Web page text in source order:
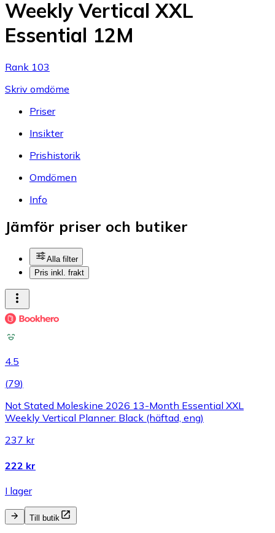
Weekly Vertical XXL
Essential 12M
Rank 103
Skriv omdöme
Priser
Insikter
Prishistorik
Omdömen
Info
Jämför priser och butiker
Alla filter
Pris inkl. frakt
4.5
(79)
Not Stated Moleskine 2026 13-Month Essential XXL
Weekly Vertical Planner: Black (häftad, eng)
237 kr
222 kr
I lager
Till butik